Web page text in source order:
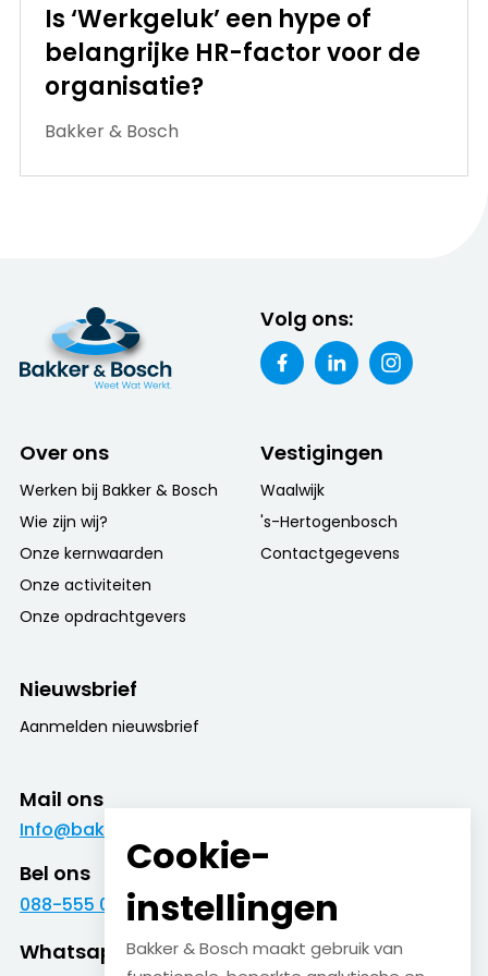
Is ‘Werkgeluk’ een hype of
belangrijke HR-factor voor de
organisatie?
Bakker & Bosch
Volg ons:
Over ons
Werken bij Bakker & Bosch
Wie zijn wij?
Onze kernwaarden
Onze activiteiten
Onze opdrachtgevers
Vestigingen
Waalwijk
's-Hertogenbosch
Contactgegevens
Nieuwsbrief
Aanmelden nieuwsbrief
Mail ons
Info@bakkerenbosch.nl
Bel ons
088-555 09 09
Whatsapp
Cookie-
instellingen
Bakker & Bosch maakt gebruik van